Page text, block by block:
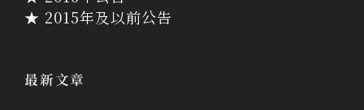
★ 2015年及以前公告
最新文章